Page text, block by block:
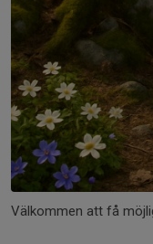
Välkommen att få